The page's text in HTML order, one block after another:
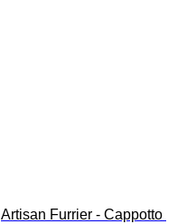
Artisan Furrier - Cappotto